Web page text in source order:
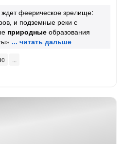
феерическое зрелище:
и подземные реки с
природные образования